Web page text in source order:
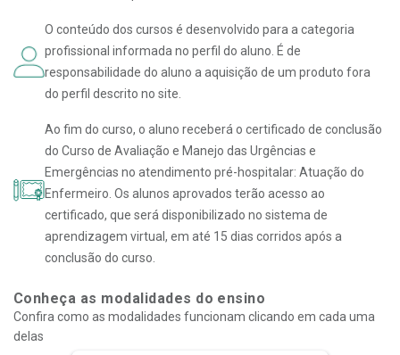
O conteúdo dos cursos é desenvolvido para a categoria
profissional informada no perfil do aluno. É de
responsabilidade do aluno a aquisição de um produto fora
do perfil descrito no site.
Ao fim do curso, o aluno receberá o certificado de conclusão
do Curso de Avaliação e Manejo das Urgências e
Emergências no atendimento pré-hospitalar: Atuação do
Enfermeiro. Os alunos aprovados terão acesso ao
certificado, que será disponibilizado no sistema de
aprendizagem virtual, em até 15 dias corridos após a
conclusão do curso.
Conheça as modalidades do ensino
Confira como as modalidades funcionam clicando em cada uma
delas